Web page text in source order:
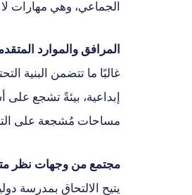
الجماعي، وهي مهارات
المرافق والموارد
غالبًا ما تتضمن البنية
إبداعية، بيئةً تشجع
مساحات مُشجعة على
مجتمع من وجهات نظر
يتيح الالتحاق بمدرسة